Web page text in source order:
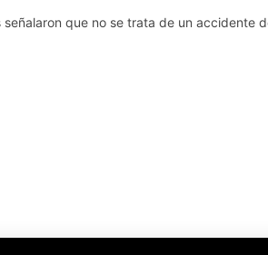
señalaron que no se trata de un accidente